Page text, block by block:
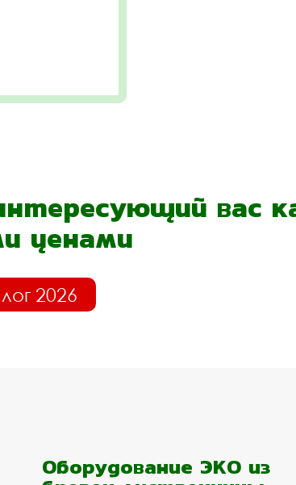
вас
ценами
2026
Оборудование ЭКО из